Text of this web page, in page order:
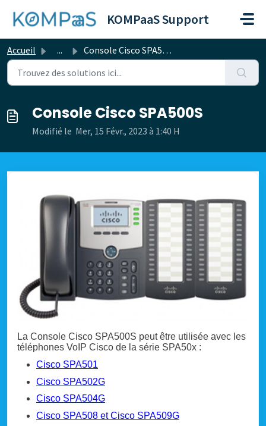
KOMPaaS Support
Accueil ... Console Cisco SPA500S
Console Cisco SPA500S
Modifié le Mer, 15 Févr., 2023 à 1:40 H
La Console Cisco SPA500S peut être utilisée avec les
téléphones VoIP Cisco de la série SPA50x :
Cisco SPA501
Cisco SPA502G
Cisco SPA504G
Cisco SPA508 et Cisco SPA509G